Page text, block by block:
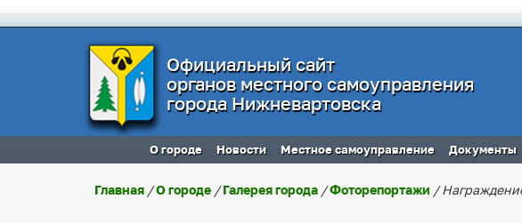
Официальный сайт
органов местного самоуправления
города Нижневартовска
О городе Новости Местное самоуправление Документы
Главная /О городе /Галерея города /Фоторепортажи /